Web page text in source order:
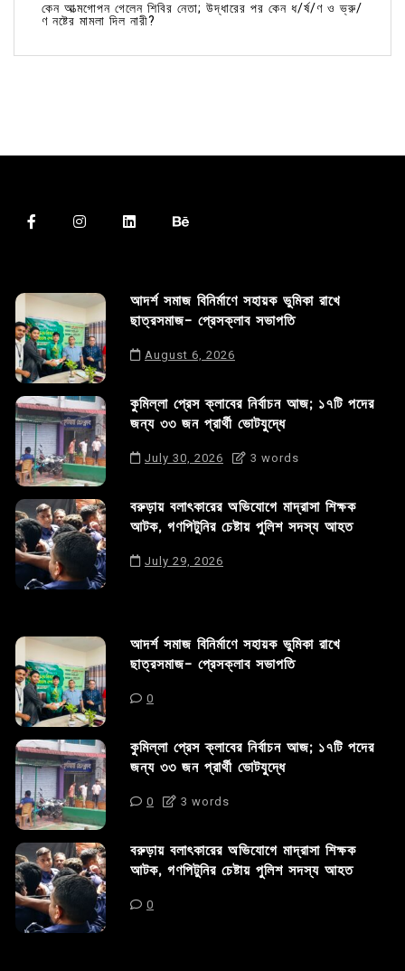
কেন আত্মগোপন গেলেন শিবির নেতা; উদ্ধারের পর কেন ধ/র্ষ/ণ ও ভ্রু/
ণ নষ্টের মামলা দিল নারী?
আদর্শ সমাজ বিনির্মাণে সহায়ক ভুমিকা রাখে
ছাত্রসমাজ- প্রেসক্লাব সভাপতি
August 6, 2026
কুমিল্লা প্রেস ক্লাবের নির্বাচন আজ; ১৭টি পদের
জন্য ৩৩ জন প্রার্থী ভোটযুদ্ধে
July 30, 2026 3 words
বরুড়ায় বলাৎকারের অভিযোগে মাদ্রাসা শিক্ষক
আটক, গণপিটুনির চেষ্টায় পুলিশ সদস্য আহত
July 29, 2026
আদর্শ সমাজ বিনির্মাণে সহায়ক ভুমিকা রাখে
ছাত্রসমাজ- প্রেসক্লাব সভাপতি
0
কুমিল্লা প্রেস ক্লাবের নির্বাচন আজ; ১৭টি পদের
জন্য ৩৩ জন প্রার্থী ভোটযুদ্ধে
0 3 words
বরুড়ায় বলাৎকারের অভিযোগে মাদ্রাসা শিক্ষক
আটক, গণপিটুনির চেষ্টায় পুলিশ সদস্য আহত
0